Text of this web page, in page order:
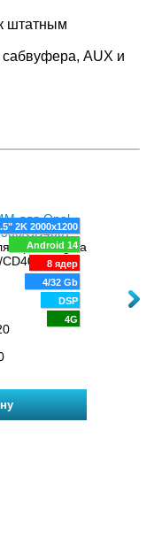
штатным
AUX и
2K 2000x1200
Android 14
8 ядер
4/32 Gb
DSP
4G
Opel Insignia